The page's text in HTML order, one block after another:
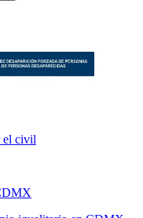
el civil